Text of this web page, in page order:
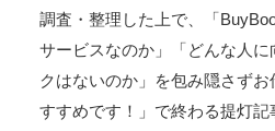
調査・整理した上で、「
サービスなのか」「どんな人
クはないのか」を包み隠さず
すすめです！」で終わる提灯記